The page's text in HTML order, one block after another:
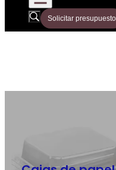
Solicitar presupuesto